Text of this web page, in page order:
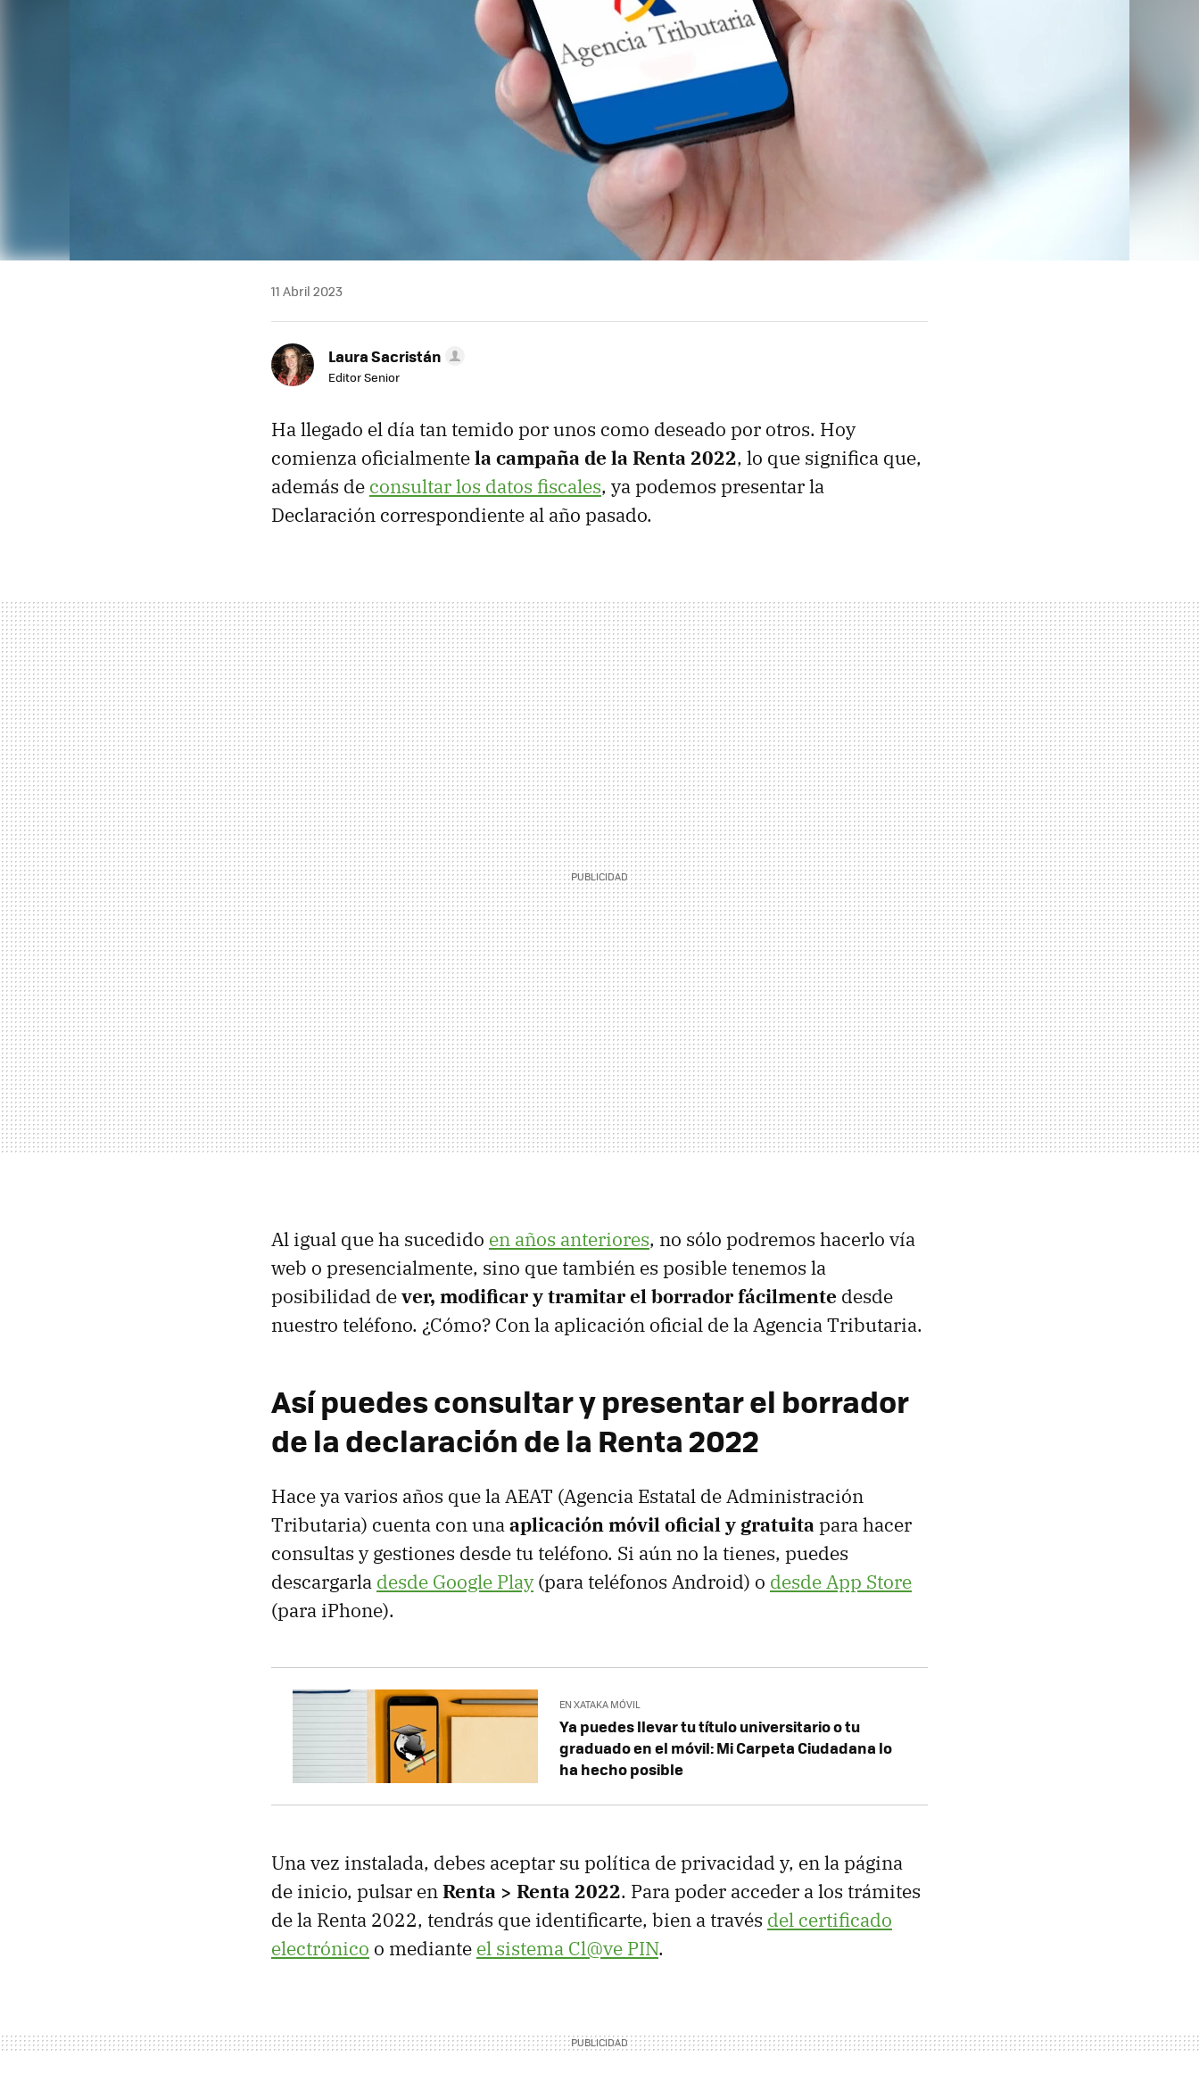
11 Abril 2023
Laura Sacristán
Editor Senior
Ha llegado el día tan temido por unos como deseado por otros. Hoy
comienza oficialmentela campaña de la Renta 2022, lo que significa que,
además de consultar los datos fiscales, ya podemos presentar la
Declaración correspondiente al año pasado.
Al igual que ha sucedido en años anteriores, no sólo podremos hacerlo vía
web o presencialmente, sino que también es posible tenemos la
posibilidad dever, modificar y tramitar el borrador fácilmente desde
nuestro teléfono. ¿Cómo? Con la aplicación oficial de la Agencia Tributaria.
Así puedes consultar y presentar el borrador
de la declaración de la Renta 2022
Hace ya varios años quela AEAT (Agencia Estatal de Administración
Tributaria) cuenta con unaaplicación móvil oficial y gratuita para hacer
consultas y gestiones desde tu teléfono. Si aún no la tienes, puedes
descargarla desde Google Play(para teléfonos Android) o desde App Store
(para iPhone).
EN XATAKA MÓVIL
Ya puedes llevar tu título universitario o tu
graduado en el móvil: Mi Carpeta Ciudadana lo
ha hecho posible
Una vez instalada, debes aceptar su política de privacidad y, en la página
de inicio, pulsar enRenta > Renta 2022. Para poder acceder a los trámites
de la Renta 2022, tendrás que identificarte, bien a través del certificado
electrónico o mediante el sistema Cl@ve PIN.